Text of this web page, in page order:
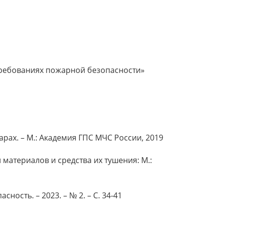
пожарной безопасности»
– М.: Академия ГПС МЧС России, 2019
и средства их тушения: М.:
– 2023. – № 2. – С. 34-41